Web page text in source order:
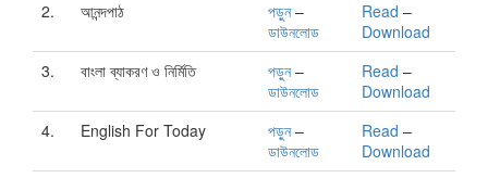
2.
আনন্দপাঠ পড়ুন–
ডাউনলোড
Read –
Download
3.
বাংলা ব্যাকরণ ও নির্মিতি পড়ুন–
ডাউনলোড
Read –
Download
4.
English For Today পড়ুন–
ডাউনলোড
Read –
Download